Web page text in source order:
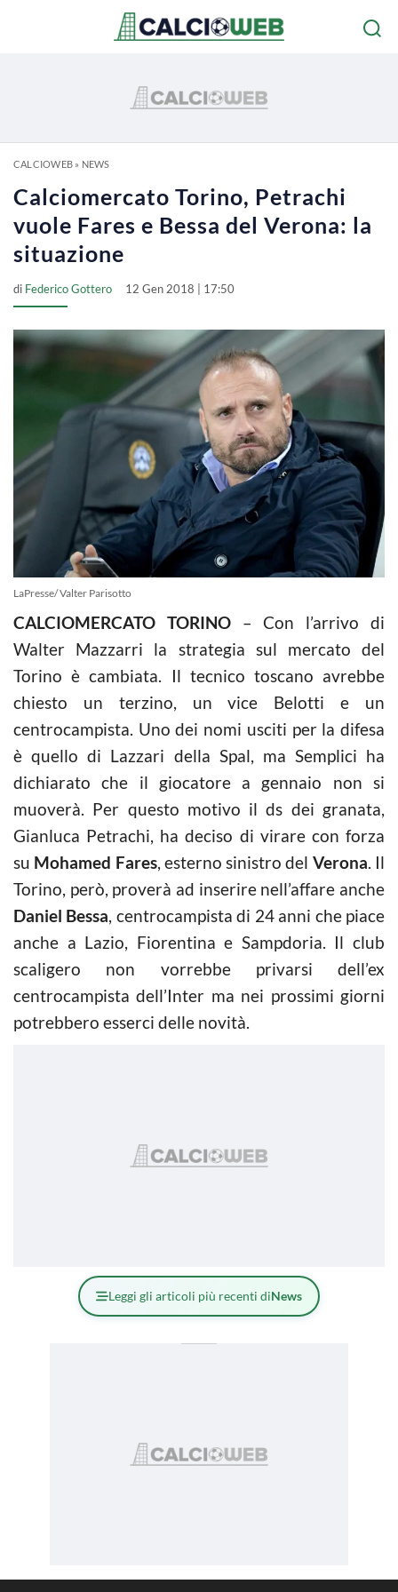
CALCIOWEB» NEWS
Calciomercato Torino, Petrachi
vuole Fares e Bessa del Verona: la
situazione
di Federico Gottero 12 Gen 2018 | 17:50
LaPresse/ Valter Parisotto
CALCIOMERCATO TORINO– Con l’arrivo di
Walter Mazzarri la strategia sul mercato del
Torino è cambiata. Il tecnico toscano avrebbe
chiesto un terzino, un vice Belotti e un
centrocampista. Uno dei nomi usciti per la difesa
è quello di Lazzari della Spal, ma Semplici ha
dichiarato che il giocatore a gennaio non si
muoverà. Per questo motivo il ds dei granata,
Gianluca Petrachi, ha deciso di virare con forza
su Mohamed Fares, esterno sinistro del Verona. Il
Torino, però, proverà ad inserire nell’affare anche
Daniel Bessa, centrocampista di 24 anni che piace
anche a Lazio, Fiorentina e Sampdoria. Il club
scaligero non vorrebbe privarsi dell’ex
centrocampista dell’Inter ma nei prossimi giorni
potrebbero esserci delle novità.
Leggi gli articoli più recenti diNews